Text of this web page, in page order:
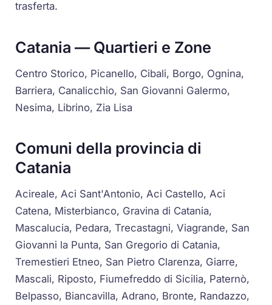
trasferta.
Catania — Quartieri e Zone
Centro Storico, Picanello, Cibali, Borgo, Ognina,
Barriera, Canalicchio, San Giovanni Galermo,
Nesima, Librino, Zia Lisa
Comuni della provincia di
Catania
Acireale, Aci Sant'Antonio, Aci Castello, Aci
Catena, Misterbianco, Gravina di Catania,
Mascalucia, Pedara, Trecastagni, Viagrande, San
Giovanni la Punta, San Gregorio di Catania,
Tremestieri Etneo, San Pietro Clarenza, Giarre,
Mascali, Riposto, Fiumefreddo di Sicilia, Paternò,
Belpasso, Biancavilla, Adrano, Bronte, Randazzo,